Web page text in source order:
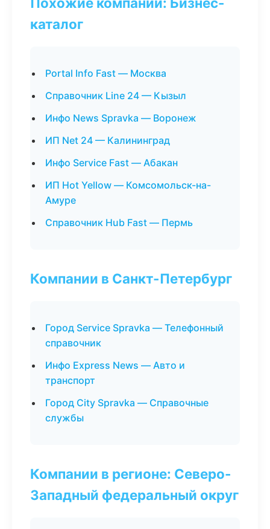
каталог
Portal Info Fast — Москва
Справочник Line 24 — Кызыл
Инфо News Spravka — Воронеж
ИП Net 24 — Калининград
Инфо Service Fast — Абакан
ИП Hot Yellow — Комсомольск-на-
Амуре
Справочник Hub Fast — Пермь
Компании в Санкт-Петербург
Город Service Spravka — Телефонный
справочник
Инфо Express News — Авто и
транспорт
Город City Spravka — Справочные
службы
Компании в регионе: Северо-
Западный федеральный округ